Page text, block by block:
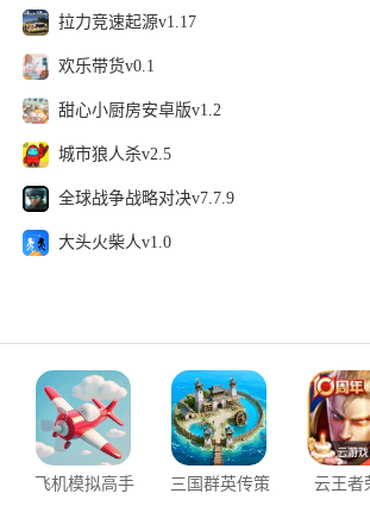
拉力竞速起源v1.17
欢乐带货v0.1
甜心小厨房安卓版v1.2
城市狼人杀v2.5
全球战争战略对决v7.7.9
大头火柴人v1.0
飞机模拟高手 三国群英传策 云王者